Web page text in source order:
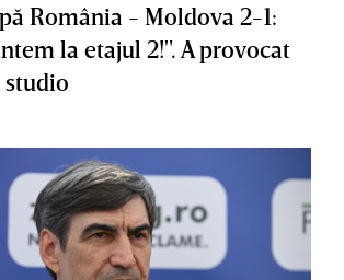
România - Moldova 2-1:
la etajul 2!". A provocat